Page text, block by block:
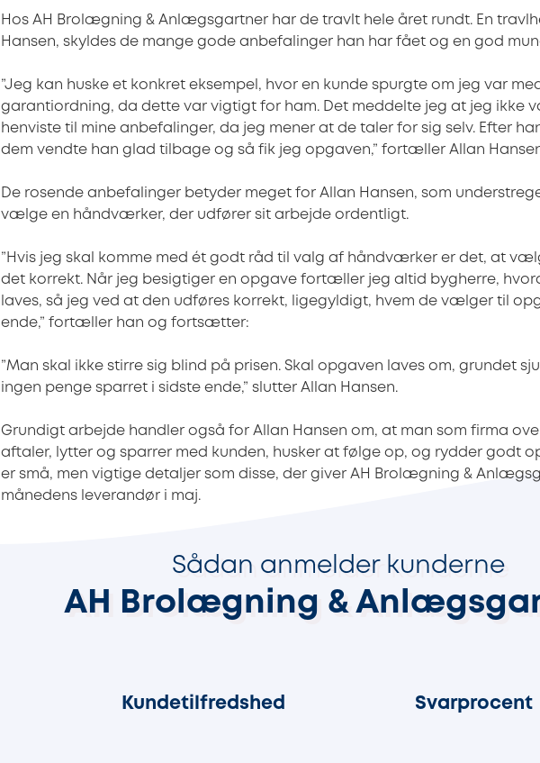
Hos AH Brolægning & Anlægsgartner har de travlt hele året rundt. En
Hansen, skyldes de mange gode anbefalinger han har fået og en god
”Jeg kan huske et konkret eksempel, hvor en kunde spurgte om jeg var
garantiordning, da dette var vigtigt for ham. Det meddelte jeg at jeg ikke
henviste til mine anbefalinger, da jeg mener at de taler for sig selv. Efter
dem vendte han glad tilbage og så fik jeg opgaven,” fortæller Allan
De rosende anbefalinger betyder meget for Allan Hansen, som
vælge en håndværker, der udfører sit arbejde ordentligt.
”Hvis jeg skal komme med ét godt råd til valg af håndværker er det, at
det korrekt. Når jeg besigtiger en opgave fortæller jeg altid bygherre,
laves, så jeg ved at den udføres korrekt, ligegyldigt, hvem de vælger til
ende,” fortæller han og fortsætter:
”Man skal ikke stirre sig blind på prisen. Skal opgaven laves om, grundet
ingen penge sparret i sidste ende,” slutter Allan Hansen.
Grundigt arbejde handler også for Allan Hansen om, at man som firma
aftaler, lytter og sparrer med kunden, husker at følge op, og rydder godt
er små, men vigtige detaljer som disse, der giver AH Brolægning &
månedens leverandør i maj.
Sådan anmelder kunderne
AH Brolægning &
Kundetilfredshed Svarprocent